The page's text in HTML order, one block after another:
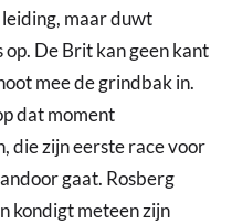
maar duwt
De Brit kan geen kant
mee de grindbak in.
dat moment
die zijn eerste race voor
gaat. Rosberg
kondigt meteen zijn